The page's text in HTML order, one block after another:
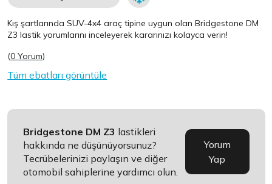
Kış şartlarında SUV-4x4 araç tipine uygun olanBridgestone DM
Z3 lastik yorumlarını inceleyerek kararınızı kolayca verin!
(0 Yorum)
Tüm ebatları görüntüle
Bridgestone DM Z3 lastikleri
hakkında ne düşünüyorsunuz?
Tecrübelerinizi paylaşın ve diğer
otomobil sahiplerine yardımcı olun.
Yorum
Yap